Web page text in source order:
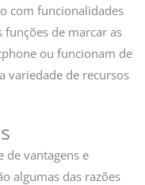
com funcionalidades
funções de marcar as
ou funcionam de
variedade de recursos
de vantagens e
algumas das razões